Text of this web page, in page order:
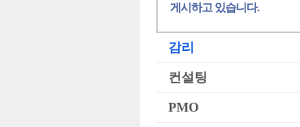
게시하고 있습니다.
감리
컨설팅
PMO